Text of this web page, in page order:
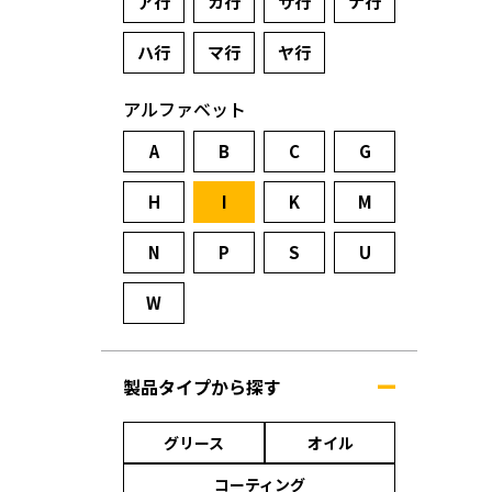
ハ行 マ行 ヤ行
アルファベット
A B C G
H I K M
N P S U
W
製品タイプから探す
グリース
オイル
コーティング